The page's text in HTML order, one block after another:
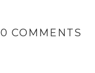
0 COMMENTS